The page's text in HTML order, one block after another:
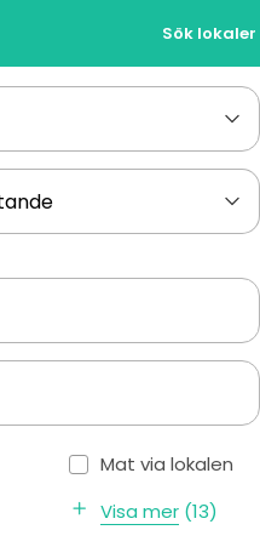
Sök lokaler
Mat via lokalen
Visa mer (13)